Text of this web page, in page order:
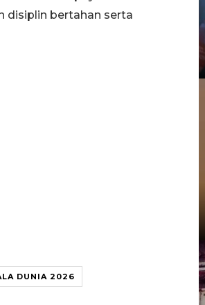
disiplin bertahan serta
DUNIA 2026